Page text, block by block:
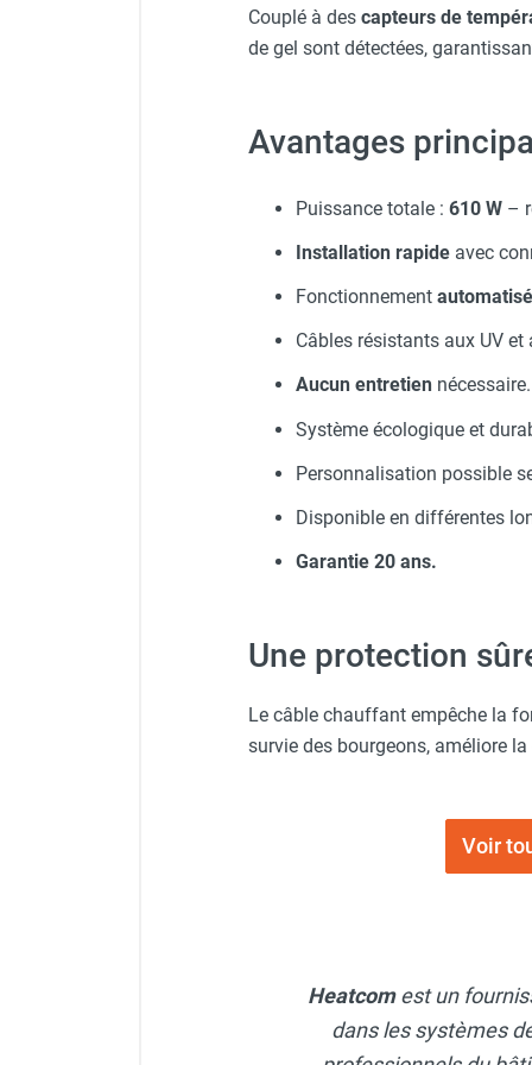
Chauffage FARM au gaz
Chauffage FARM au fioul
Chaudière fixe à eau
Aérotherme électrique
Aérotherme à eau chaude ou froide
Aérotherme au fioul
Chauffage mobile électrique, fioul et
Chauffage mobile électrique
Chauffage haute température pour
étuvage industriel ou destruction
Chauffage électrique infrarouge
Chauffage fioul soufflant avec
Chauffage fioul soufflant avec
cheminée à raccorder sur citerne
Chauffage mobile au gaz à
Chauffage mobile au gaz rayonnant
Couplé à des capteurs de
de gel sont détectées,
Avantages
Puissance totale : 610 W –
Installation rapide avec
Fonctionnement
Câbles résistants aux UV et
Aucun entretien nécessaire.
Système écologique et
Personnalisation possible
Disponible en différentes
Garantie 20 ans.
Une protection
Le câble chauffant empêche la
survie des bourgeons, améliore
Voir
Heatcomest un
dans les systèmes